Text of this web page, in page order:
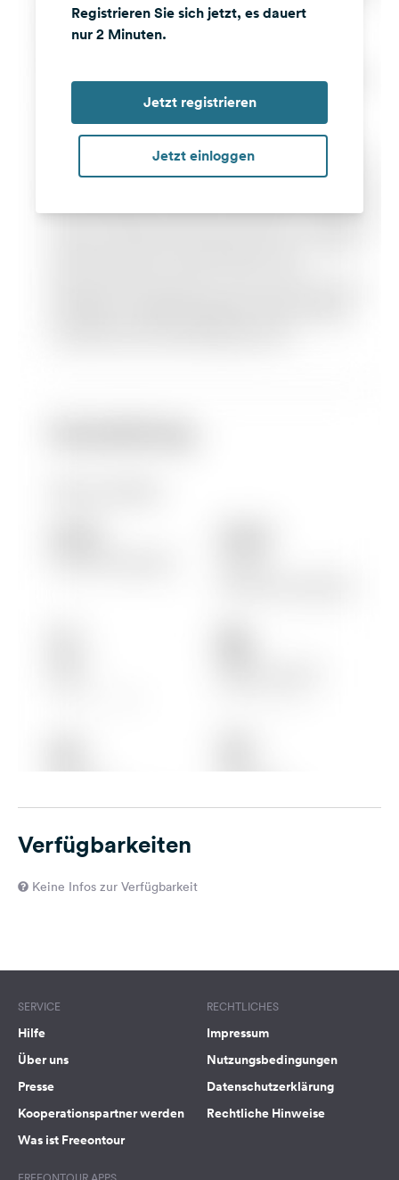
Registrieren Sie sich jetzt, es dauert
nur 2 Minuten.
Jetzt registrieren
Jetzt einloggen
Verfügbarkeiten
Keine Infos zur Verfügbarkeit
SERVICE
Hilfe
Über uns
Presse
Kooperationspartner werden
Was ist Freeontour
RECHTLICHES
Impressum
Nutzungsbedingungen
Datenschutzerklärung
Rechtliche Hinweise